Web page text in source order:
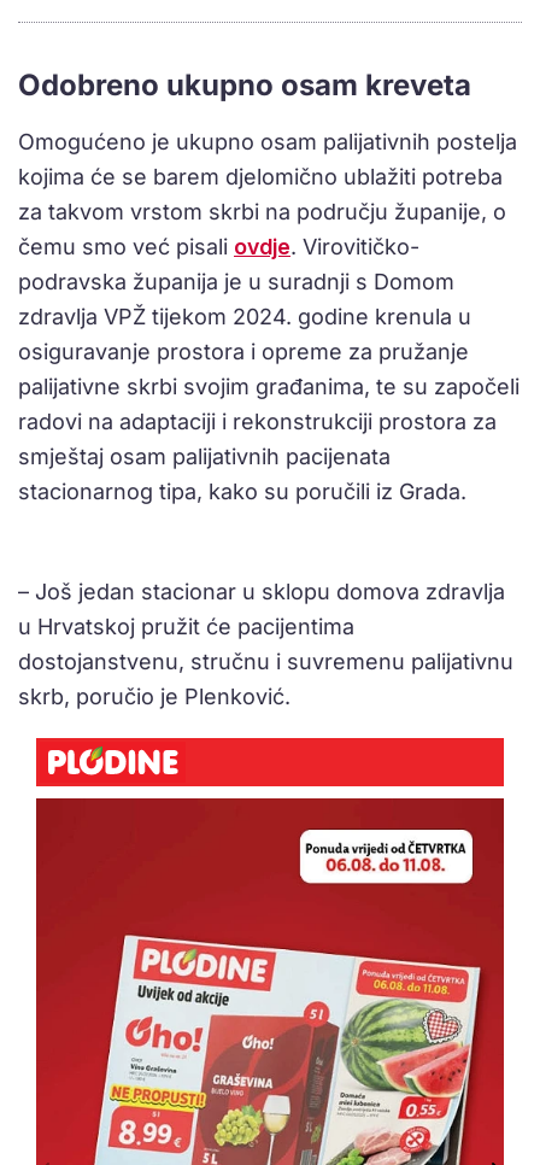
Odobreno ukupno osam kreveta
Omogućeno je ukupno osam palijativnih postelja
kojima će se barem djelomično ublažiti potreba
za takvom vrstom skrbi na području županije, o
čemu smo već pisali ovdje. Virovitičko-
podravska županija je u suradnji s Domom
zdravlja VPŽ tijekom 2024. godine krenula u
osiguravanje prostora i opreme za pružanje
palijativne skrbi svojim građanima, te su započeli
radovi na adaptaciji i rekonstrukciji prostora za
smještaj osam palijativnih pacijenata
stacionarnog tipa, kako su poručili iz Grada.
– Još jedan stacionar u sklopu domova zdravlja
u Hrvatskoj pružit će pacijentima
dostojanstvenu, stručnu i suvremenu palijativnu
skrb, poručio je Plenković.